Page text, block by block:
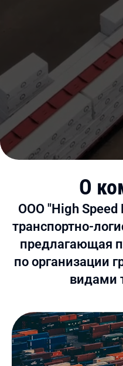
О
ООО "High
транспортно-
предлагающая
по организации
видами